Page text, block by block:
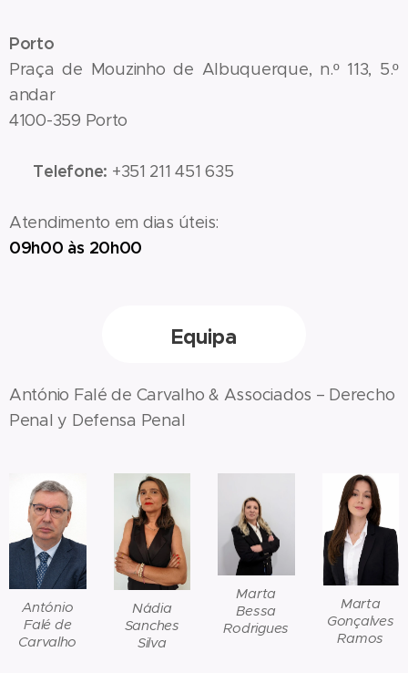
Porto
Praça de Mouzinho de Albuquerque, n.º 113, 5.º
andar
4100-359 Porto
Telefone: +351 211 451 635
Atendimento em dias úteis:
09h00 às 20h00
Equipa
António Falé de Carvalho & Associados – Derecho
Penal y Defensa Penal
António
Falé de
Carvalho
Nádia
Sanches
Silva
Marta
Bessa
Rodrigues
Marta
Gonçalves
Ramos